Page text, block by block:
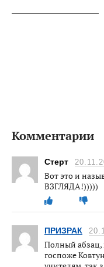
Комментарии
Стepт
Вот это и
ВЗГЛЯДА!)))))
ПРИЗРАК
Полный абзац,
госпоже